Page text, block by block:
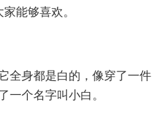
能够喜欢。
全身都是白的，像穿了一件
一个名字叫小白。